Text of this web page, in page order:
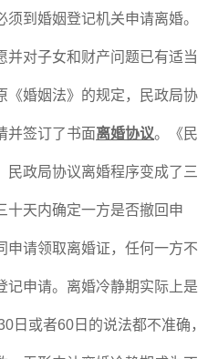
须到婚姻登记机关申请离婚。
并对子女和财产问题已有适当
《婚姻法》的规定，民政局协
并签订了书面离婚协议。《民
民政局协议离婚程序变成了三
十天内确定一方是否撤回申
申请领取离婚证，任何一方不
记申请。离婚冷静期实际上是
日或者60日的说法都不准确，